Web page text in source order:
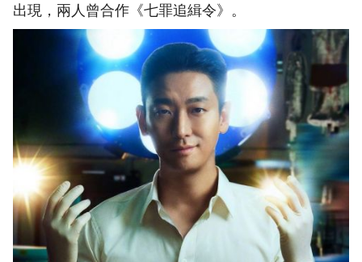
出現，兩人曾合作《七罪追緝令》。